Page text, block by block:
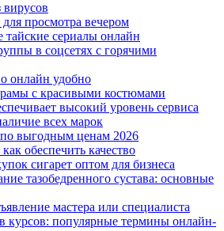
вирусов
просмотра вечером
сериалы онлайн
в соцсетях с горячими
онлайн удобно
с красивыми костюмами
высокий уровень сервиса
всех марок
выгодным ценам 2026
обеспечить качество
сигарет оптом для бизнеса
тазобедренного сустава: основные
мастера или специалиста
курсов: популярные термины онлайн-